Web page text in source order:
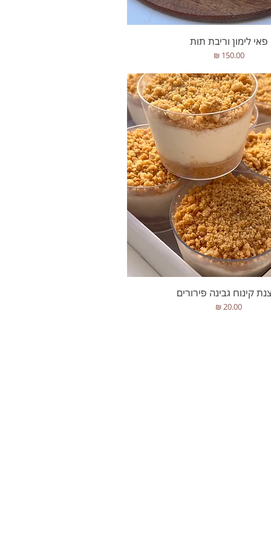
תצוגה מהירה
פאי לימון וריבת תות
מחיר‏150.00 ‏₪
תצוגה מהירה
קינוח גבינה פירורים
מחיר